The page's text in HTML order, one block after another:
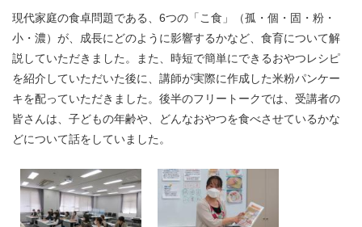
現代家庭の食卓問題である、6つの「こ食」（孤・個・固・粉・
小・濃）が、成長にどのように影響するかなど、食育について解
説していただきました。また、時短で簡単にできるおやつレシピ
を紹介していただいた後に、講師が実際に作成した米粉パンケー
キを配っていただきました。後半のフリートークでは、受講者の
皆さんは、子どもの年齢や、どんなおやつを食べさせているかな
どについて話をしていました。